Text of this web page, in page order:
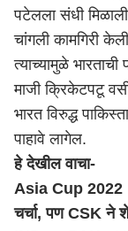
पटेलला संधी
चांगली कामगिरी
त्याच्यामुळे
माजी क्रिकेटपटू
भारत विरुद्ध
पाहावे लागेल.
हे देखील वाचा-
Asia Cup 2022 :
चर्चा, पण CSK ने